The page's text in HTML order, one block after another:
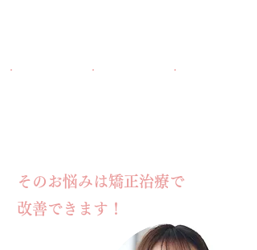
そのお悩みは矯正治療で
改善できます！